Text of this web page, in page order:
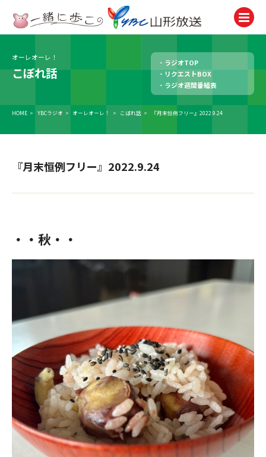
ラジオ
Radio
Present
ＹＢＣオンデマンド
やまがた情熱市場
オーレオーレ！
こぼれ話
ラジオTOP
リクエストBOX
ラジオ週間番組表
HOME > YBCラジオ > オーレオーレ！ > こぼれ話 > 『月末恒例フリー』2022.9.24
『月末恒例フリー』2022.9.24
・・秋・・